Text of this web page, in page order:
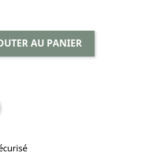
AU PANIER